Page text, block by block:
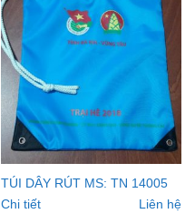
TÚI DÂY RÚT MS: TN 14005
Chi tiết
Liên hệ